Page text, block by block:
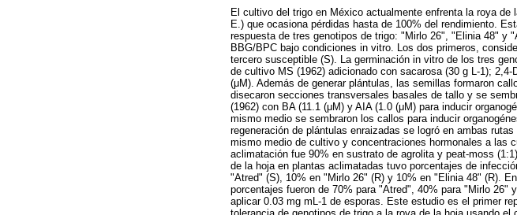
El cultivo del trigo en México actualmente enfrenta la roya de
E.) que ocasiona pérdidas hasta de 100% del rendimiento.
respuesta de tres genotipos de trigo: "Mirlo 26", "Elinia 48" y
BBG/BPC bajo condiciones in vitro. Los dos primeros,
tercero susceptible (S). La germinación in vitro de los tres
de cultivo MS (1962) adicionado con sacarosa (30 g L-1); 2,4-
(μM). Además de generar plántulas, las semillas formaron
disecaron secciones transversales basales de tallo y se
(1962) con BA (11.1 (μM) y AIA (1.0 (μM) para inducir
mismo medio se sembraron los callos para inducir
regeneración de plántulas enraizadas se logró en ambas rutas
mismo medio de cultivo y concentraciones hormonales a las
aclimatación fue 90% en sustrato de agrolita y peat-moss
de la hoja en plantas aclimatadas tuvo porcentajes de
"Atred" (S), 10% en "Mirlo 26" (R) y 10% en "Elinia 48" (R).
porcentajes fueron de 70% para "Atred", 40% para "Mirlo 26"
aplicar 0.03 mg mL-1 de esporas. Este estudio es el primer